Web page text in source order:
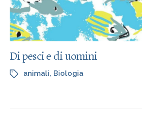
Di pesci e di uomini
animali, Biologia